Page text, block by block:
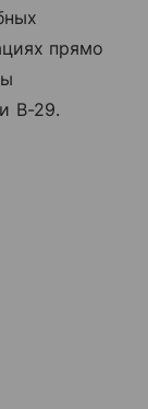
прямо
B-29.